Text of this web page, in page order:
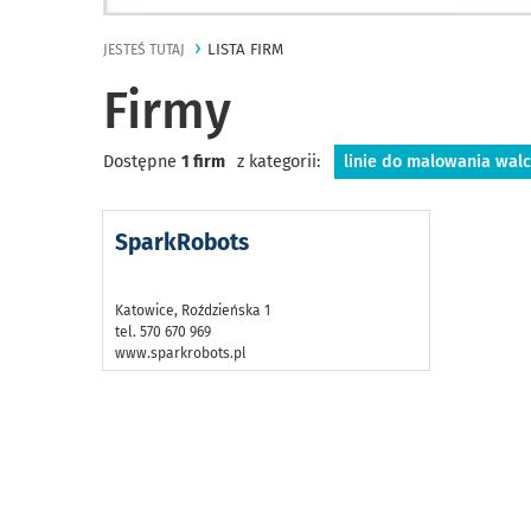
JESTEŚ TUTAJ LISTA FIRM
Firmy
Dostępne 1 firm z kategorii: linie do malowania
SparkRobots
Katowice, Roździeńska 1
tel. 570 670 969
www.sparkrobots.pl